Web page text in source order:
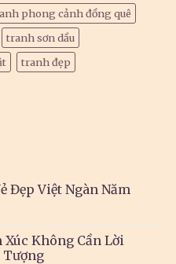
phong cảnh đồng quê
tranh sơn dầu
tranh đẹp
Đẹp Việt Ngàn Năm
Xúc Không Cần Lời